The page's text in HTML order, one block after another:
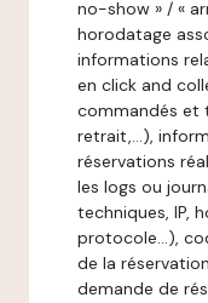
no-show » / «
horodatage
informations
en click and
commandés et
retrait,…),
réservations
les logs ou
techniques, IP,
protocole…),
de la
demande de